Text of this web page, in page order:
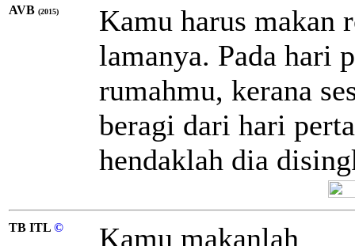
AVB (2015)
Kamu harus makan
lamanya. Pada hari
rumahmu, kerana
beragi dari hari
hendaklah dia
TB ITL ©
Kamu makanlah